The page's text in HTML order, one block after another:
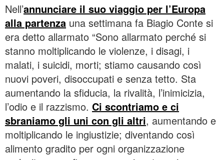
Nell’annunciare il suo viaggio per l’Europa
alla partenza una settimana fa Biagio Conte si
era detto allarmato “Sono allarmato perché si
stanno moltiplicando le violenze, i disagi, i
malati, i suicidi, morti; stiamo causando così
nuovi poveri, disoccupati e senza tetto. Sta
aumentando la sfiducia, la rivalità, l’inimicizia,
l’odio e il razzismo. Ci scontriamo e ci
sbraniamo gli uni con gli altri, aumentando e
moltiplicando le ingiustizie; diventando così
alimento gradito per ogni organizzazione